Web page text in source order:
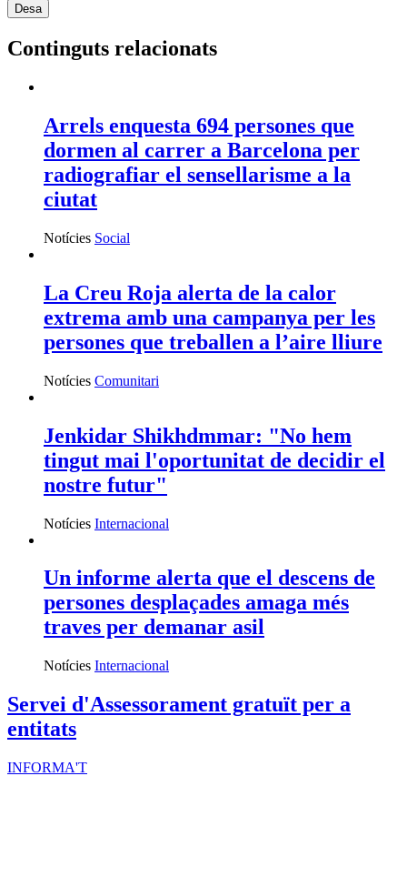
Continguts relacionats
Arrels enquesta 694 persones que
dormen al carrer a Barcelona per
radiografiar el sensellarisme a la
ciutat
Notícies Social
La Creu Roja alerta de la calor
extrema amb una campanya per les
persones que treballen a l’aire lliure
Notícies Comunitari
Jenkidar Shikhdmmar: "No hem
tingut mai l'oportunitat de decidir el
nostre futur"
Notícies Internacional
Un informe alerta que el descens de
persones desplaçades amaga més
traves per demanar asil
Notícies Internacional
Servei d'Assessorament gratuït per a
entitats
INFORMA'T